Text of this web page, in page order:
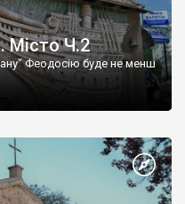
Місто Ч.2
Феодосію буде не менш